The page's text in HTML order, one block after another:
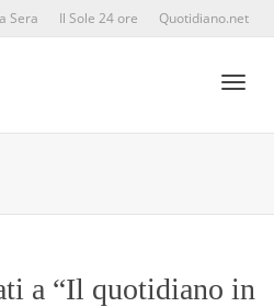
Sera Il Sole 24 ore Quotidiano.net
a “Il quotidiano in